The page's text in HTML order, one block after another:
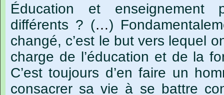
Éducation
et enseignement
différents ? (…)
changé, c’est le but vers lequel
charge de l’éducation et de la
C’est toujours d’en faire un
consacrer sa vie à se battre